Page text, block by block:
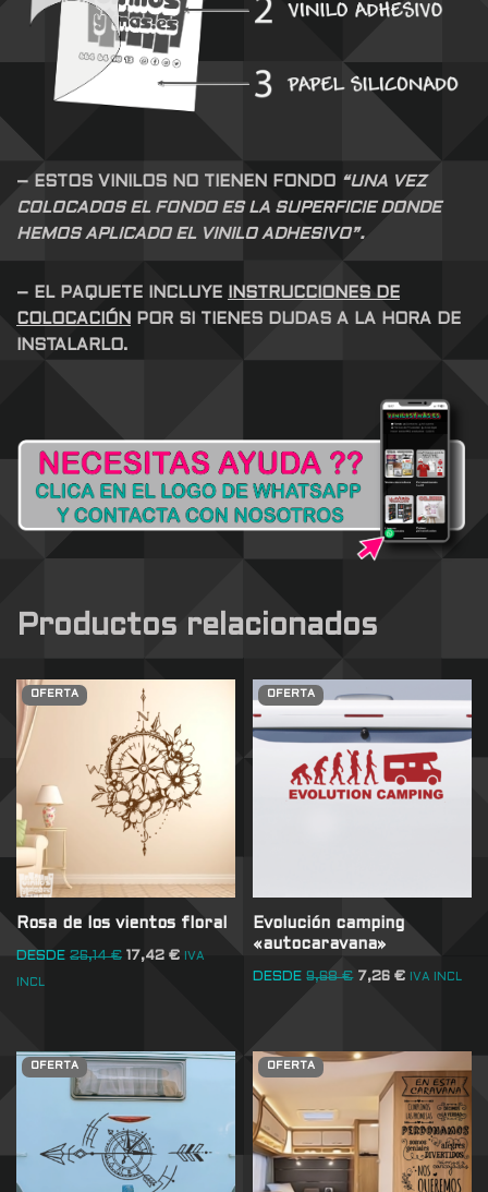
– ESTOS VINILOS NO TIENEN FONDO “UNA VEZ
COLOCADOS EL FONDO ES LA SUPERFICIE DONDE
HEMOS APLICADO EL VINILO ADHESIVO”.
– EL PAQUETE INCLUYE
INSTRUCCIONES DE
COLOCACIÓN
POR SI TIENES DUDAS A LA HORA DE
INSTALARLO.
Productos relacionados
OFERTA
Rosa de los vientos floral
DESDE 26,14€ 17,42 € IVA
INCL
OFERTA
Evolución camping
«autocaravana»
DESDE 9,68€ 7,26€ IVA INCL
OFERTA OFERTA